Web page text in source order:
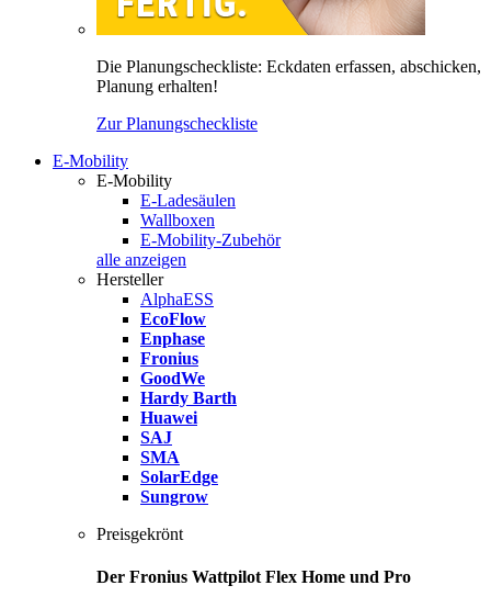
Die Planungscheckliste: Eckdaten erfassen, abschicken,
Planung erhalten!
Zur Planungscheckliste
E-Mobility
E-Mobility
E-Ladesäulen
Wallboxen
E-Mobility-Zubehör
alle anzeigen
Hersteller
AlphaESS
EcoFlow
Enphase
Fronius
GoodWe
Hardy Barth
Huawei
SAJ
SMA
SolarEdge
Sungrow
Preisgekrönt
Der Fronius Wattpilot Flex Home und Pro